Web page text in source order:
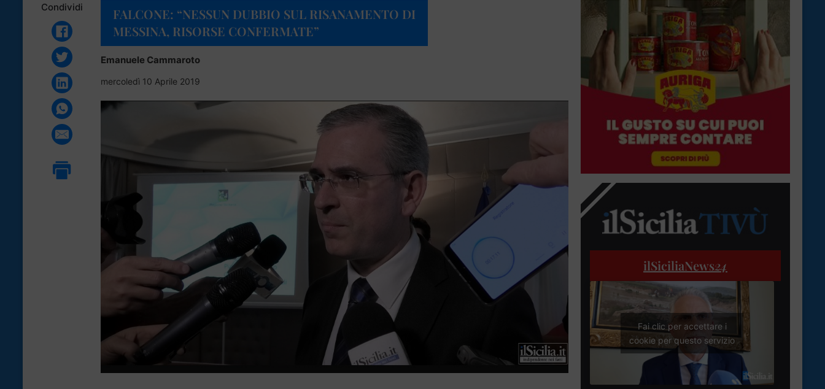
Condividi
FALCONE: “NESSUN DUBBIO SUL RISANAMENTO DI
MESSINA, RISORSE CONFERMATE”
Emanuele Cammaroto
mercoledì 10 Aprile 2019
ilSiciliaNews24
Fai clic per accettare i
cookie per questo servizio